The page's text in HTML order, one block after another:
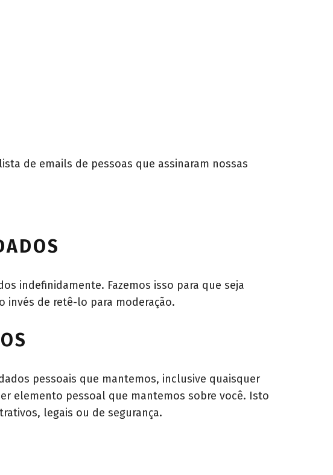
de emails de pessoas que assinaram nossas
indefinidamente. Fazemos isso para que seja
de retê-lo para moderação.
pessoais que mantemos, inclusive quaisquer
elemento pessoal que mantemos sobre você. Isto
legais ou de segurança.